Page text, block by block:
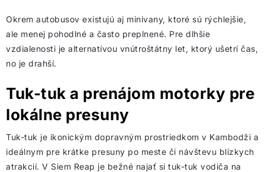
Okrem autobusov existujú aj minivany, ktoré sú rýchlejšie,
ale menej pohodlné a často preplnené. Pre dlhšie
vzdialenosti je alternatívou vnútroštátny let, ktorý ušetrí čas,
no je drahší.
Tuk-tuk a prenájom motorky pre
lokálne presuny
Tuk-tuk je ikonickým dopravným prostriedkom v Kambodži a
ideálnym pre krátke presuny po meste či návštevu blízkych
atrakcií. V Siem Reap je bežné najať si tuk-tuk vodiča na